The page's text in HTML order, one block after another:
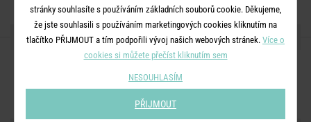
SDÍLEJTE S PŘÁTELI
stránky souhlasíte s používáním základních souborů cookie. Děkujeme,
že jste souhlasili s používáním marketingových cookies kliknutím na
tlačítko PŘIJMOUT a tím podpořili vývoj našich webových stránek. Více o
cookies si můžete přečíst kliknutím sem
NESOUHLASÍM
PŘIJMOUT